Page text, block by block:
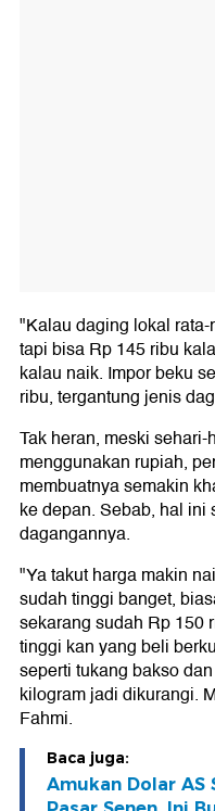
"Kalau daging lokal
tapi bisa Rp 145 ribu
kalau naik. Impor beku
ribu, tergantung jenis
Tak heran, meski
menggunakan rupiah,
membuatnya semakin
ke depan. Sebab, hal
dagangannya.
"Ya takut harga makin
sudah tinggi banget,
sekarang sudah Rp 150
tinggi kan yang beli
seperti tukang bakso
kilogram jadi dikurangi.
Fahmi.
Baca juga:
Amukan Dolar AS